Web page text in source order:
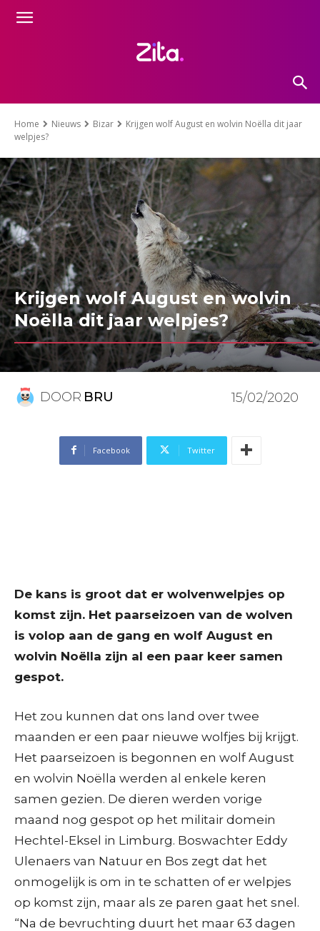
Home Nieuws Bizar
Krijgen wolf August en wolvin Noëlla dit jaar
welpjes?
Krijgen wolf August en wolvin
Noëlla dit jaar welpjes?
DOOR BRU 15/02/2020
Facebook Twitter
De kans is groot dat er wolvenwelpjes op
komst zijn. Het paarseizoen van de wolven
is volop aan de gang en wolf August en
wolvin Noëlla zijn al een paar keer samen
gespot.
Het zou kunnen dat ons land over twee
maanden er een paar nieuwe wolfjes bij krijgt.
Het paarseizoen is begonnen en wolf August
en wolvin Noëlla werden al enkele keren
samen gezien. De dieren werden vorige
maand nog gespot op het militair domein
Hechtel-Eksel in Limburg. Boswachter Eddy
Ulenaers van Natuur en Bos zegt dat het
onmogelijk is om in te schatten of er welpjes
op komst zijn, maar als ze paren gaat het snel.
“Na de bevruchting duurt het maar 63 dagen